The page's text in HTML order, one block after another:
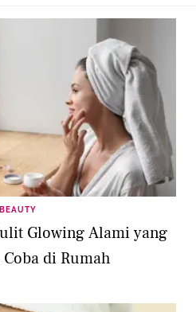
BEAUTY
Glowing Alami yang
di Rumah